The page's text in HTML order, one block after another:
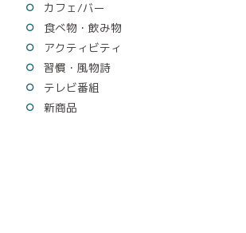
カフェ/バー
食べ物・飲み物
アクティビティ
習慣・風物詩
テレビ番組
新商品